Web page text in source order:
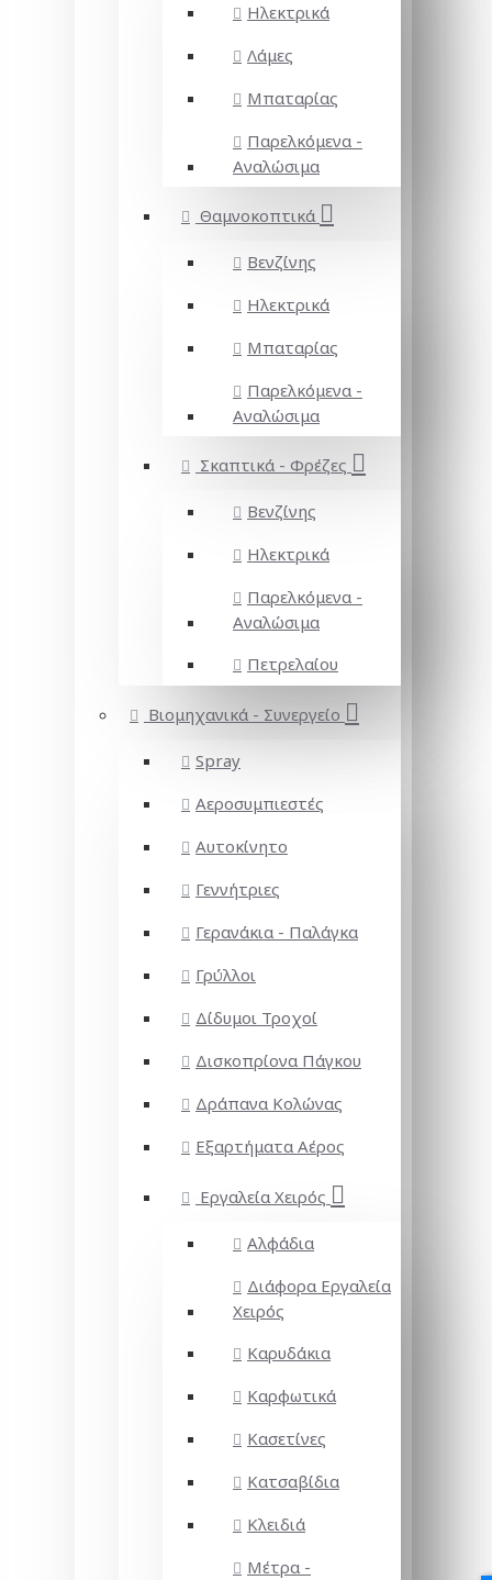
Ηλεκτρικά
Λάμες
Μπαταρίας
Παρελκόμενα -
Αναλώσιμα
Θαμνοκοπτικά
Βενζίνης
Ηλεκτρικά
Μπαταρίας
Παρελκόμενα -
Αναλώσιμα
Σκαπτικά - Φρέζες
Βενζίνης
Ηλεκτρικά
Παρελκόμενα -
Αναλώσιμα
Πετρελαίου
Βιομηχανικά - Συνεργείο
Spray
Αεροσυμπιεστές
Αυτοκίνητο
Γεννήτριες
Γερανάκια - Παλάγκα
Γρύλλοι
Δίδυμοι Τροχοί
Δισκοπρίονα Πάγκου
Δράπανα Κολώνας
Εξαρτήματα Αέρος
Εργαλεία Χειρός
Αλφάδια
Διάφορα Εργαλεία
Χειρός
Καρυδάκια
Καρφωτικά
Κασετίνες
Κατσαβίδια
Κλειδιά
Μέτρα -